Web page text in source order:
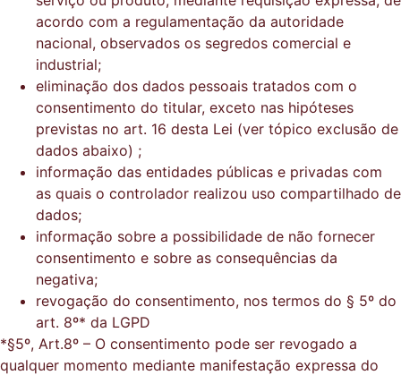
acordo com a regulamentação da autoridade
nacional, observados os segredos comercial e
industrial;
eliminação dos dados pessoais tratados com o
consentimento do titular, exceto nas hipóteses
previstas no art. 16 desta Lei (ver tópico exclusão de
dados abaixo) ;
informação das entidades públicas e privadas com
as quais o controlador realizou uso compartilhado de
dados;
informação sobre a possibilidade de não fornecer
consentimento e sobre as consequências da
negativa;
revogação do consentimento, nos termos do § 5º do
art. 8º* da LGPD
*§5º, Art.8º – O consentimento pode ser revogado a
qualquer momento mediante manifestação expressa do